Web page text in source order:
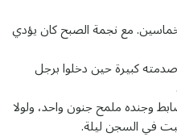
مع نجمة الصبح كان يؤدي
صدمته كبيرة حين دخلوا برجل
وجنده ملمح جنون واحد، ولولا
في السجن ليلة.